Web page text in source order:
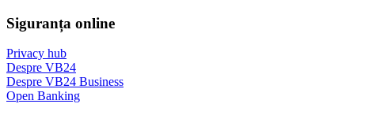
Siguranța online
Privacy hub
Despre VB24
Despre VB24 Business
Open Banking